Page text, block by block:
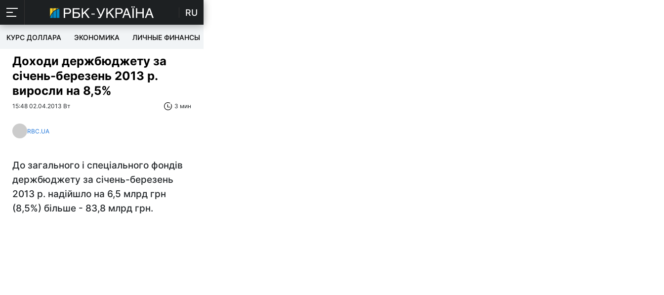
RU
КУРС ДОЛЛАРА ЭКОНОМИКА ЛИЧНЫЕ ФИНАНСЫ
Доходи держбюджету за
січень-березень 2013 р.
виросли на 8,5%
15:48 02.04.2013 Вт 3 мин
RBC.UA
До загального і спеціального фондів
держбюджету за січень-березень
2013 р. надійшло на 6,5 млрд грн
(8,5%) більше - 83,8 млрд грн.